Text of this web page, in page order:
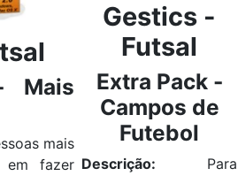
Mais
mais
em fazer
Gestics -
Futsal
Extra Pack -
Campos de
Futebol
Descrição:
Para